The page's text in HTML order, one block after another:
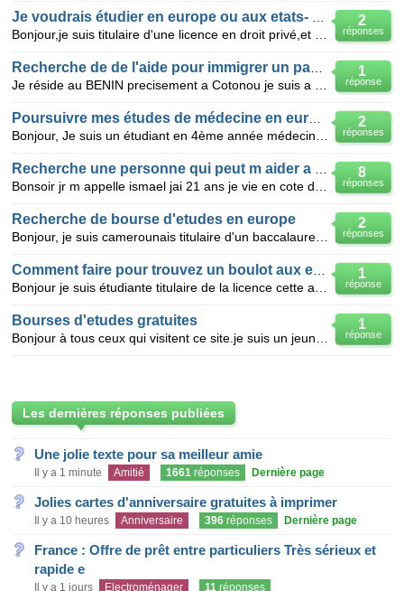
2
réponses
1
réponse
2
réponses
8
réponses
2
réponses
Recherche de bourse d'etudes en europe
1
réponse
1
réponse
Bourses d'etudes gratuites
Les dernières réponses publiées
Une jolie texte pour sa meilleur amie
Il y a 1 minute Amitié 1661 réponses Dernière page
Jolies cartes d'anniversaire gratuites à imprimer
Il y a 10 heures Anniversaire 396 réponses Dernière page
France : Offre de prêt entre particuliers Très sérieux et
rapide e
Il y a 1 jours Electroménager 11 réponses